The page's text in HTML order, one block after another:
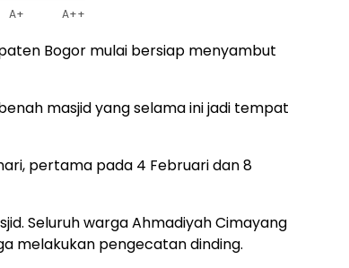
A+ A++
Bogor mulai bersiap menyambut
masjid yang selama ini jadi tempat
pertama pada 4 Februari dan 8
Seluruh warga Ahmadiyah Cimayang
melakukan pengecatan dinding.